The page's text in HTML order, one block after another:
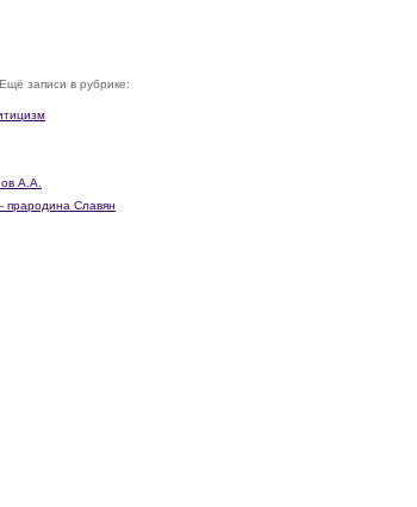
Ещё записи в рубрике:
А.А.
прародина Славян